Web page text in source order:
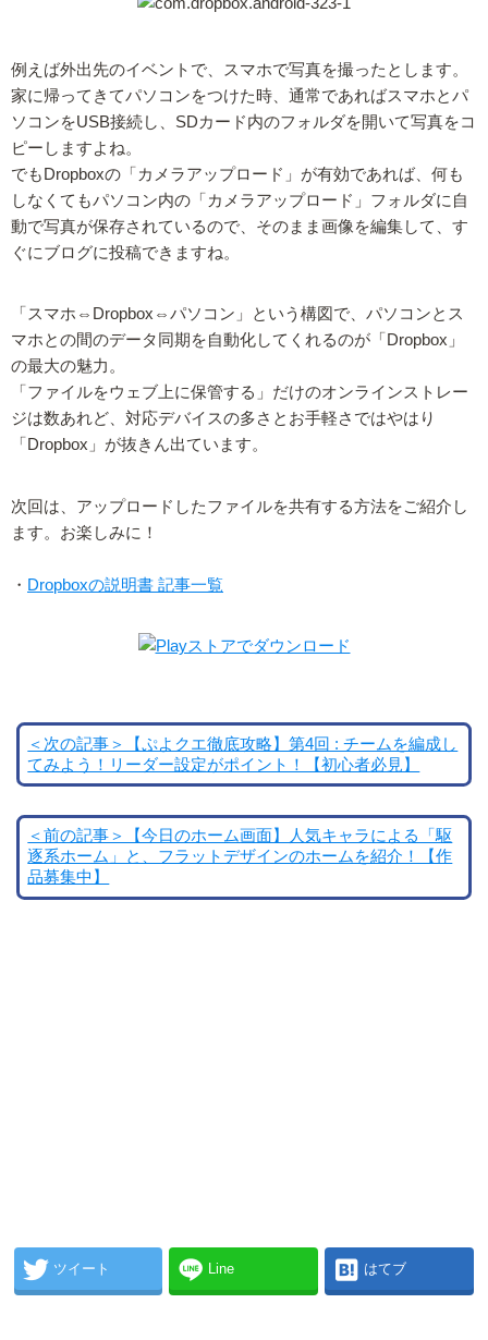
例えば外出先のイベントで、スマホで写真を撮ったとします。
家に帰ってきてパソコンをつけた時、通常であればスマホとパ
ソコンをUSB接続し、SDカード内のフォルダを開いて写真をコ
ピーしますよね。
でもDropboxの「カメラアップロード」が有効であれば、何も
しなくてもパソコン内の「カメラアップロード」フォルダに自
動で写真が保存されているので、そのまま画像を編集して、す
ぐにブログに投稿できますね。
「スマホ⇔Dropbox⇔パソコン」という構図で、パソコンとス
マホとの間のデータ同期を自動化してくれるのが「Dropbox」
の最大の魅力。
「ファイルをウェブ上に保管する」だけのオンラインストレー
ジは数あれど、対応デバイスの多さとお手軽さではやはり
「Dropbox」が抜きん出ています。
次回は、アップロードしたファイルを共有する方法をご紹介し
ます。お楽しみに！
・ Dropboxの説明書 記事一覧
＜次の記事＞【ぷよクエ徹底攻略】第4回 : チームを編成し
てみよう！リーダー設定がポイント！【初心者必見】
＜前の記事＞【今日のホーム画面】人気キャラによる「駆
逐系ホーム」と、フラットデザインのホームを紹介！【作
品募集中】
ツイート Line はてブ